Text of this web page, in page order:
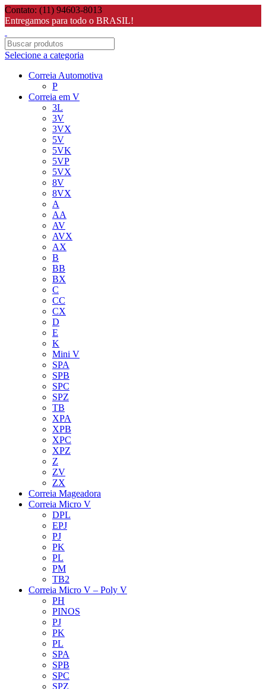
Contato: (11) 94603-8013
Entregamos para todo o BRASIL!
Selecione a categoria
Correia Automotiva
P
Correia em V
3L
3V
3VX
5V
5VK
5VP
5VX
8V
8VX
A
AA
AV
AVX
AX
B
BB
BX
C
CC
CX
D
E
K
Mini V
SPA
SPB
SPC
SPZ
TB
XPA
XPB
XPC
XPZ
Z
ZV
ZX
Correia Mageadora
Correia Micro V
DPL
EPJ
PJ
PK
PL
PM
TB2
Correia Micro V – Poly V
PH
PINOS
PJ
PK
PL
SPA
SPB
SPC
SPZ